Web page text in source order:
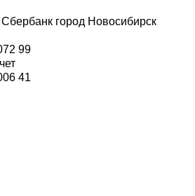
город Новосибирск
99
41